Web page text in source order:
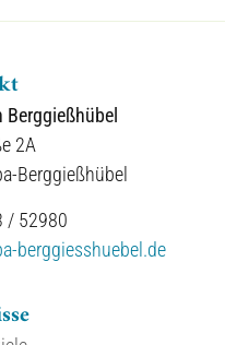
2A
Berggießhübel
/ 52980
berggiesshuebel.de